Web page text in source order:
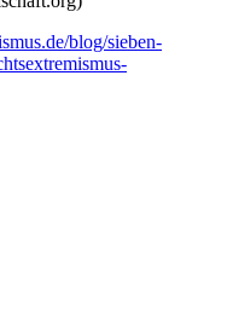
blog/sieben-